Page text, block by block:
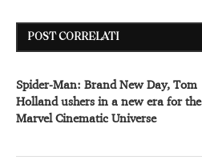
POST CORRELATI
Spider-Man: Brand New Day, Tom
Holland ushers in a new era for the
Marvel Cinematic Universe